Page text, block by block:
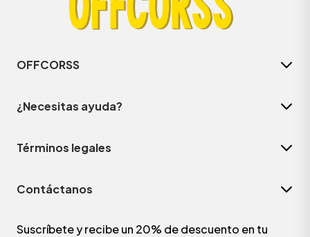
OFFCORSS
¿Necesitas ayuda?
Términos legales
Contáctanos
Suscríbete y recibe un 20% de descuento en tu